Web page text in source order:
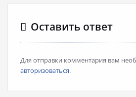
Оставить ответ
Для отправки комментария вам
авторизоваться.